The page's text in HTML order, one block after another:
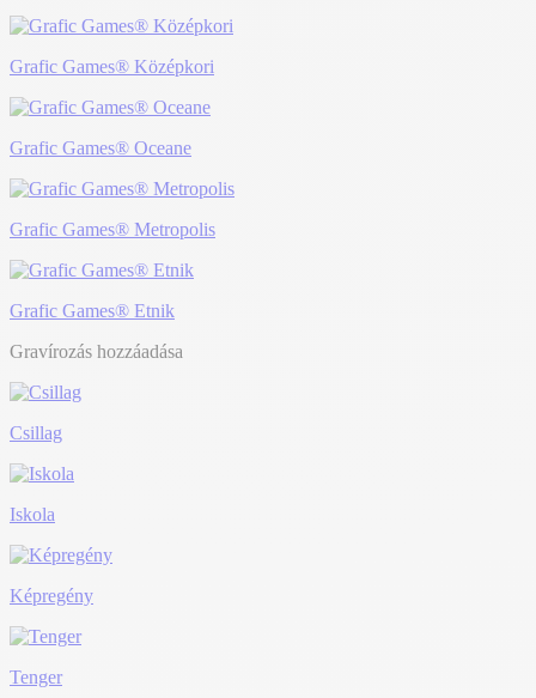
Grafic Games® Középkori
Grafic Games® Oceane
Grafic Games® Metropolis
Grafic Games® Etnik
Gravírozás hozzáadása
Csillag
Iskola
Képregény
Tenger